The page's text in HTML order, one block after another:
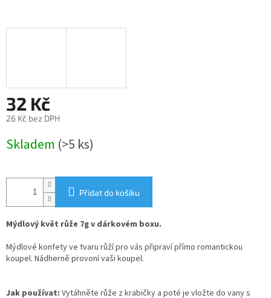
32 Kč
26 Kč bez DPH
cena:
Skladem (>5 ks)
Přidat do košíku
Mýdlový květ růže 7g v dárkovém boxu.
Mýdlové konfety ve tvaru růží pro vás připraví přímo romantickou
koupel. Nádherně provoní vaši koupel.
Jak používat: Vytáhněte růže z krabičky a poté je vložte do vany s